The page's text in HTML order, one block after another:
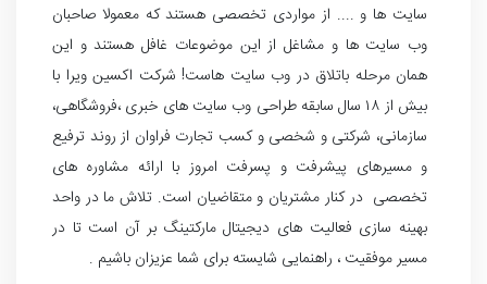
سایت ها و .... از مواردی تخصصی هستند که معمولا صاحبان
وب سایت ها و مشاغل از این موضوعات غافل هستند و این
همان مرحله باتلاق در وب سایت هاست! شرکت اکسین ویرا با
بیش از ۱۸ سال سابقه طراحی وب سایت های خبری ،فروشگاهی،
سازمانی، شرکتی و شخصی و کسب تجارت فراوان از روند ترفیع
و مسیرهای پیشرفت و پسرفت امروز با ارائه مشاوره های
تخصصی در کنار مشتریان و متقاضیان است. تلاش ما در واحد
بهینه سازی فعالیت های دیجیتال مارکتینگ بر آن است تا در
مسیر موفقیت ، راهنمایی شایسته برای شما عزیزان باشیم .